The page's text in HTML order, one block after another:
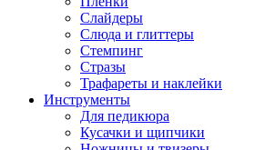
Слайдеры
Слюда и глиттеры
Стемпинг
Стразы
Трафареты и наклейки
Инструменты
Для педикюра
Кусачки и щипчики